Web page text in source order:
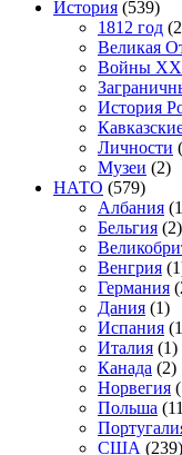
История (539)
1812 год
Великая
Войны XX
История
Личности
Музеи (2)
НАТО (579)
Албания
Бельгия (2)
Венгрия
Германия
Дания (1)
Испания
Италия (1)
Канада (2)
Норвегия
Польша
США (239)